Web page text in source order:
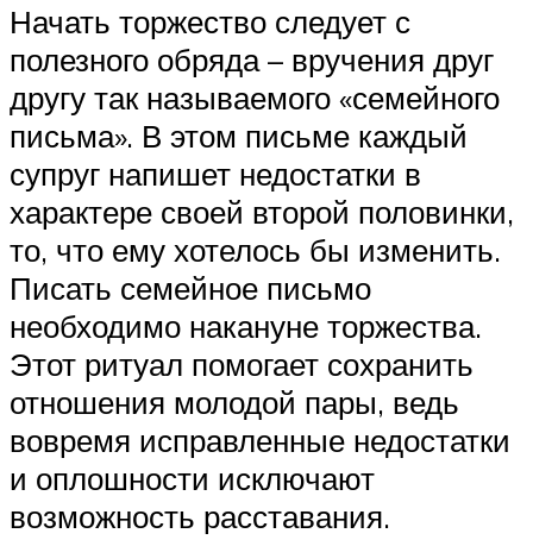
Начать торжество следует с
полезного обряда – вручения друг
другу так называемого «семейного
письма». В этом письме каждый
супруг напишет недостатки в
характере своей второй половинки,
то, что ему хотелось бы изменить.
Писать семейное письмо
необходимо накануне торжества.
Этот ритуал помогает сохранить
отношения молодой пары, ведь
вовремя исправленные недостатки
и оплошности исключают
возможность расставания.